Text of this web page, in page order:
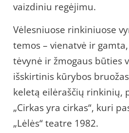
vaizdiniu regėjimu.
Vėlesniuose rinkiniuose
temos – vienatvė ir
tėvynė ir žmogaus būties
išskirtinis kūrybos
keletą eilėraščių rinkinių,
„Cirkas yra cirkas“, kuri
„Lėlės“ teatre 1982.